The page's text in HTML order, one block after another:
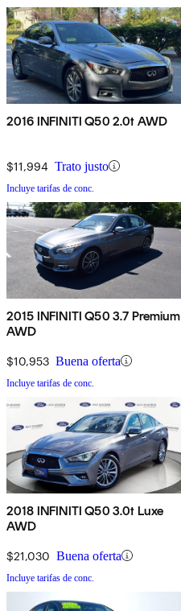
2016 INFINITI Q50 2.0t AWD
$11,994 Trato justo
Incluye tarifas de conc.
2015 INFINITI Q50 3.7 Premium
AWD
$10,953 Buena oferta
Incluye tarifas de conc.
2018 INFINITI Q50 3.0t Luxe
AWD
$21,030 Buena oferta
Incluye tarifas de conc.